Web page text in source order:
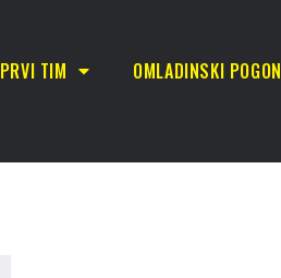
PRVI TIM OMLADINSKI POGON